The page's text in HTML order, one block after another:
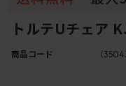
トルテUチェア
商品コード （